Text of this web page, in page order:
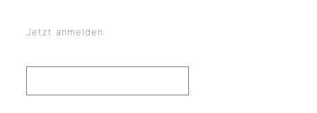
Jetzt anmelden